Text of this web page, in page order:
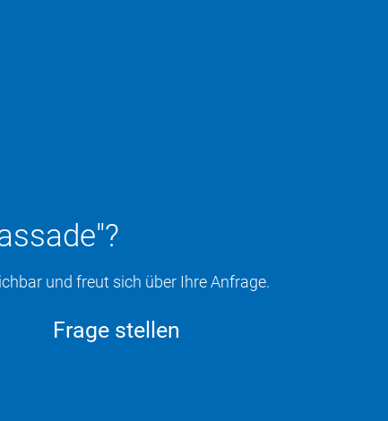
und freut sich über Ihre Anfrage.
Frage stellen